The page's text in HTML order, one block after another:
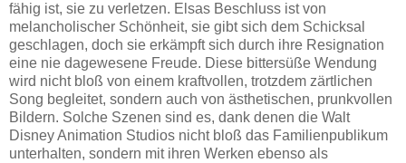
fähig ist, sie zu verletzen. Elsas Beschluss ist von
melancholischer Schönheit, sie gibt sich dem Schicksal
geschlagen, doch sie erkämpft sich durch ihre Resignation
eine nie dagewesene Freude. Diese bittersüße Wendung
wird nicht bloß von einem kraftvollen, trotzdem zärtlichen
Song begleitet, sondern auch von ästhetischen, prunkvollen
Bildern. Solche Szenen sind es, dank denen die Walt
Disney Animation Studios nicht bloß das Familienpublikum
unterhalten, sondern mit ihren Werken ebenso als